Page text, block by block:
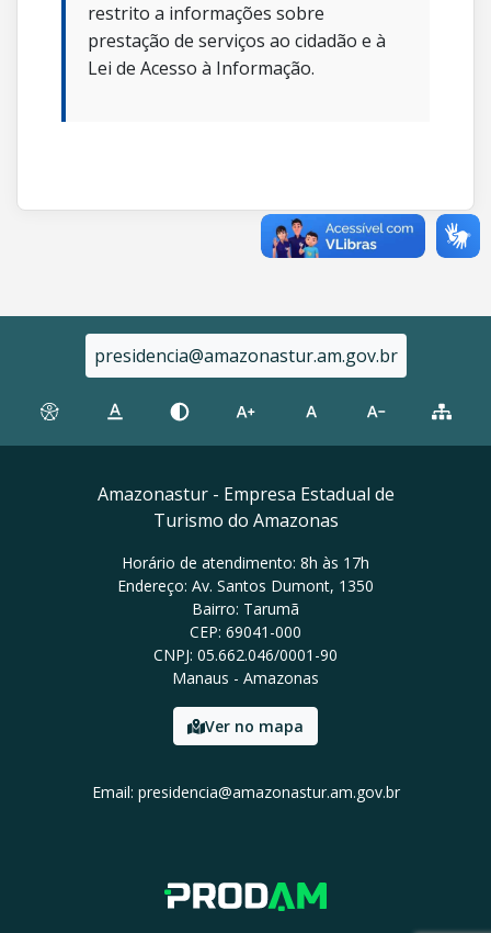
restrito a informações sobre
prestação de serviços ao cidadão e à
Lei de Acesso à Informação.
presidencia@amazonastur.am.gov.br
Amazonastur - Empresa Estadual de
Turismo do Amazonas
Horário de atendimento: 8h às 17h
Endereço: Av. Santos Dumont, 1350
Bairro: Tarumã
CEP: 69041-000
CNPJ: 05.662.046/0001-90
Manaus - Amazonas
Ver no mapa
Email: presidencia@amazonastur.am.gov.br